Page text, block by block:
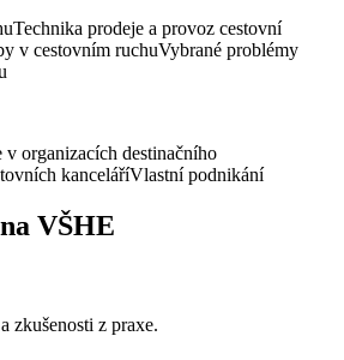
Technika prodeje a provoz cestovní
v cestovním ruchuVybrané problémy
organizacích destinačního
kanceláříVlastní podnikání
VŠHE
zkušenosti z praxe.